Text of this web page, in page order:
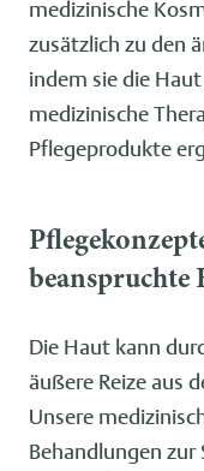
medizinische
zusätzlich zu den
indem sie die
medizinische
Pflegeprodukte
beanspruchte
Die Haut kann
äußere Reize aus
Unsere
Behandlungen